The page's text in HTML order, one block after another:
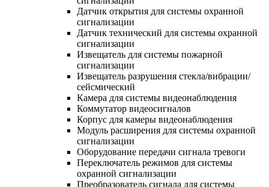
Датчик открытия для системы охранной
сигнализации
Датчик технический для системы охранной
сигнализации
Извещатель для системы пожарной
сигнализации
Извещатель разрушения стекла/вибрации/
сейсмический
Камера для системы видеонаблюдения
Коммутатор видеосигналов
Корпус для камеры видеонаблюдения
Модуль расширения для системы охранной
сигнализации
Оборудование передачи сигнала тревоги
Переключатель режимов для системы
охранной сигнализации
Преобразователь сигнала для системы